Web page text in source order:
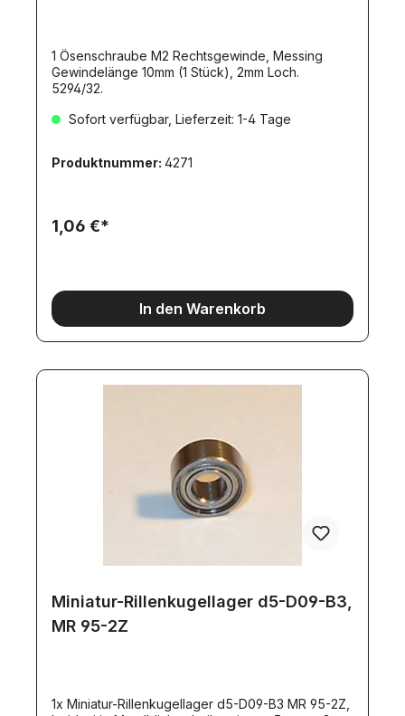
1 Ösenschraube M2 Rechtsgewinde, Messing
Gewindelänge 10mm (1 Stück), 2mm Loch.
5294/32.
Sofort verfügbar, Lieferzeit: 1-4 Tage
Produktnummer: 4271
1,06 €*
In den Warenkorb
Miniatur-Rillenkugellager d5-D09-B3,
MR 95-2Z
1x Miniatur-Rillenkugellager d5-D09-B3 MR 95-2Z,